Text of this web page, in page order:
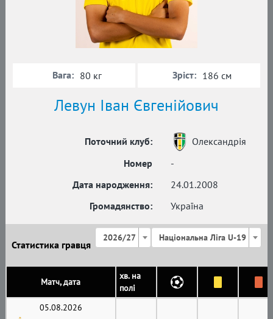
Левун Іван Євгенійович
Поточний клуб:
Олександрія
Номер
-
Дата народження:
24.01.2008
Громадянство:
Україна
Вага: 80 кг Зріст: 186 см
Статистика гравця
2026/27 Національна Ліга U-19
Матч, дата
хв. на
полі
05.08.2026